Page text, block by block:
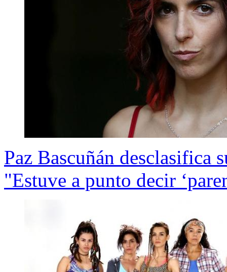
Paz Bascuñán desclasifica
"Estuve a punto decir